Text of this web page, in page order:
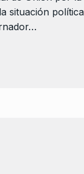
situación